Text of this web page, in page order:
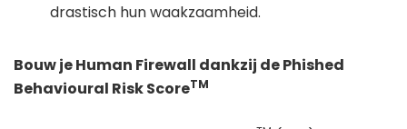
drastisch hun waakzaamheid.
Bouw je Human Firewall dankzij de Phished
Behavioural Risk ScoreTM